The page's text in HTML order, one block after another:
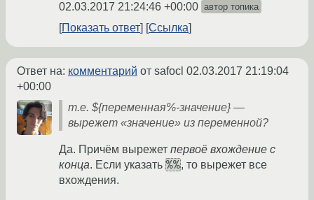
02.03.2017 21:24:46 +00:00 автор топика
Показать ответ Ссылка
Ответ на: комментарий от safocl 02.03.2017 21:19:04
+00:00
т.е. ${переменная%-значение} —
вырежет «значение» из переменной?
Да. Причём вырежет первоё вхождение с
конца. Если указать %%, то вырежет все
вхождения.